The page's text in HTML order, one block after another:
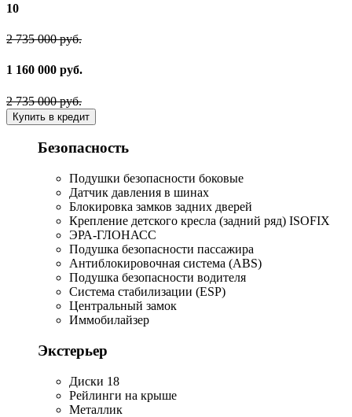
10
2 735 000 руб.
1 160 000 руб.
2 735 000 руб.
Купить в кредит
Безопасность
Подушки безопасности боковые
Датчик давления в шинах
Блокировка замков задних дверей
Крепление детского кресла (задний ряд) ISOFIX
ЭРА-ГЛОНАСС
Подушка безопасности пассажира
Антиблокировочная система (ABS)
Подушка безопасности водителя
Система стабилизации (ESP)
Центральный замок
Иммобилайзер
Экстерьер
Диски 18
Рейлинги на крыше
Металлик